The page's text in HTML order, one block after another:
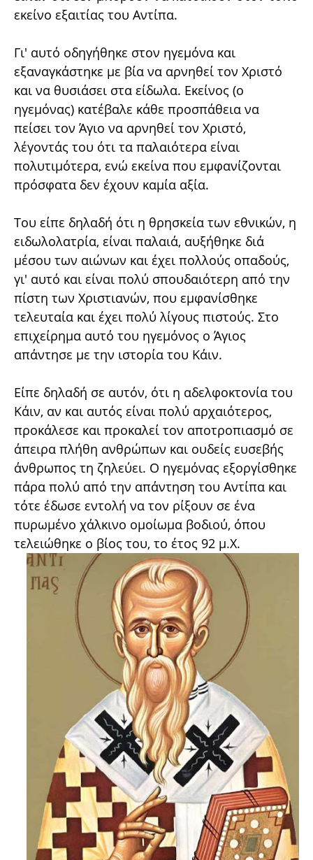
εκείνο εξαιτίας του Αντίπα.
Γι' αυτό οδηγήθηκε στον ηγεμόνα και
εξαναγκάστηκε με βία να αρνηθεί τον Χριστό
και να θυσιάσει στα είδωλα. Εκείνος (ο
ηγεμόνας) κατέβαλε κάθε προσπάθεια να
πείσει τον Άγιο να αρνηθεί τον Χριστό,
λέγοντάς του ότι τα παλαιότερα είναι
πολυτιμότερα, ενώ εκείνα που εμφανίζονται
πρόσφατα δεν έχουν καμία αξία.
Του είπε δηλαδή ότι η θρησκεία των εθνικών, η
ειδωλολατρία, είναι παλαιά, αυξήθηκε διά
μέσου των αιώνων και έχει πολλούς οπαδούς,
γι' αυτό και είναι πολύ σπουδαιότερη από την
πίστη των Χριστιανών, που εμφανίσθηκε
τελευταία και έχει πολύ λίγους πιστούς. Στο
επιχείρημα αυτό του ηγεμόνος ο Άγιος
απάντησε με την ιστορία του Κάιν.
Είπε δηλαδή σε αυτόν, ότι η αδελφοκτονία του
Κάιν, αν και αυτός είναι πολύ αρχαιότερος,
προκάλεσε και προκαλεί τον αποτροπιασμό σε
άπειρα πλήθη ανθρώπων και ουδείς ευσεβής
άνθρωπος τη ζηλεύει. Ο ηγεμόνας εξοργίσθηκε
πάρα πολύ από την απάντηση του Αντίπα και
τότε έδωσε εντολή να τον ρίξουν σε ένα
πυρωμένο χάλκινο ομοίωμα βοδιού, όπου
τελειώθηκε ο βίος του, το έτος 92 μ.Χ.